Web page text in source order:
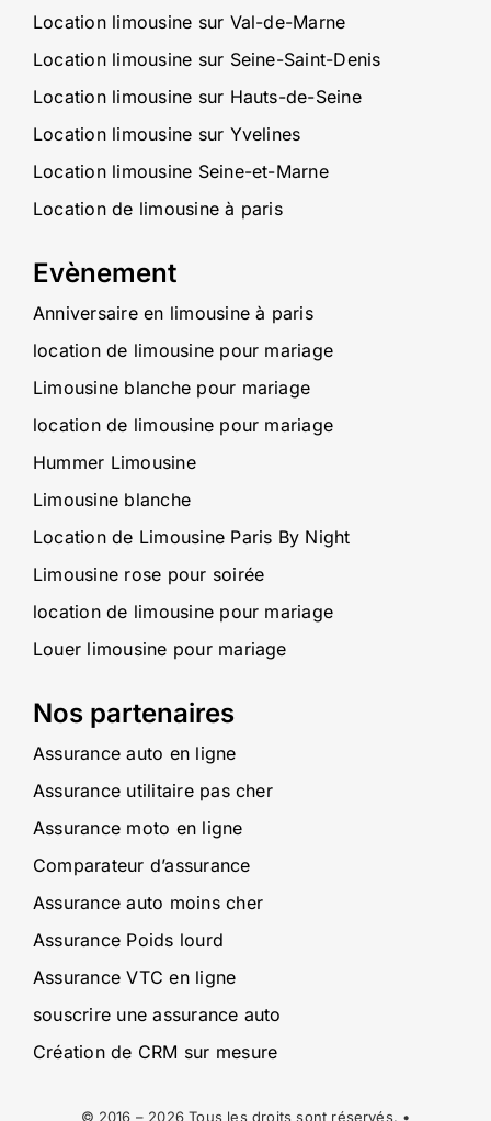
Location limousine sur Val-de-Marne
Location limousine sur Seine-Saint-Denis
Location limousine sur Hauts-de-Seine
Location limousine sur Yvelines
Location limousine Seine-et-Marne
Location de limousine à paris
Evènement
Anniversaire en limousine à paris
location de limousine pour mariage
Limousine blanche pour mariage
location de limousine pour mariage
Hummer Limousine
Limousine blanche
Location de Limousine Paris By Night
Limousine rose pour soirée
location de limousine pour mariage
Louer limousine pour mariage
Nos partenaires
Assurance auto en ligne
Assurance utilitaire pas cher
Assurance moto en ligne
Comparateur d’assurance
Assurance auto moins cher
Assurance Poids lourd
Assurance VTC en ligne
souscrire une assurance auto
Création de CRM sur mesure
© 2016 – 2026 Tous les droits sont réservés. •